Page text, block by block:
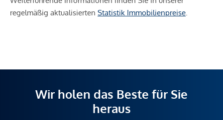
regelmäßig aktualisierten Statistik Immobilienpreise
Wir holen das Beste für Sie
heraus